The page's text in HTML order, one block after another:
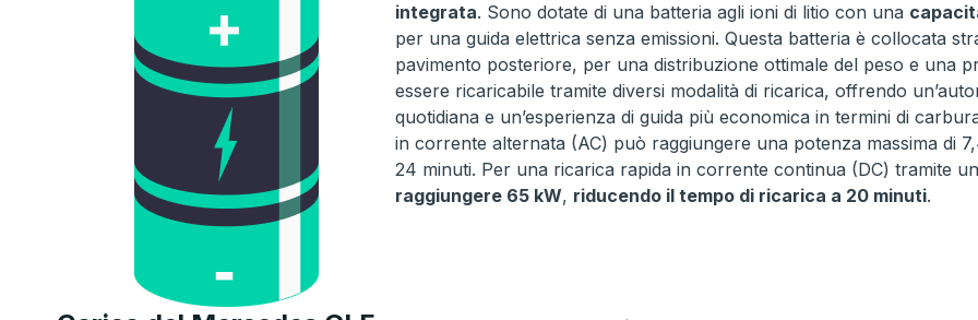
integrata. Sono dotate di una batteria agli ioni di litio con una
per una guida elettrica senza emissioni. Questa batteria è collocata
pavimento posteriore, per una distribuzione ottimale del peso e una
essere ricaricabile tramite diversi modalità di ricarica, offrendo
quotidiana e un’esperienza di guida più economica in termini di
in corrente alternata (AC) può raggiungere una potenza massima di
24 minuti. Per una ricarica rapida in corrente continua (DC) tramite
raggiungere 65 kW, riducendo il tempo di ricarica a 20 minuti.